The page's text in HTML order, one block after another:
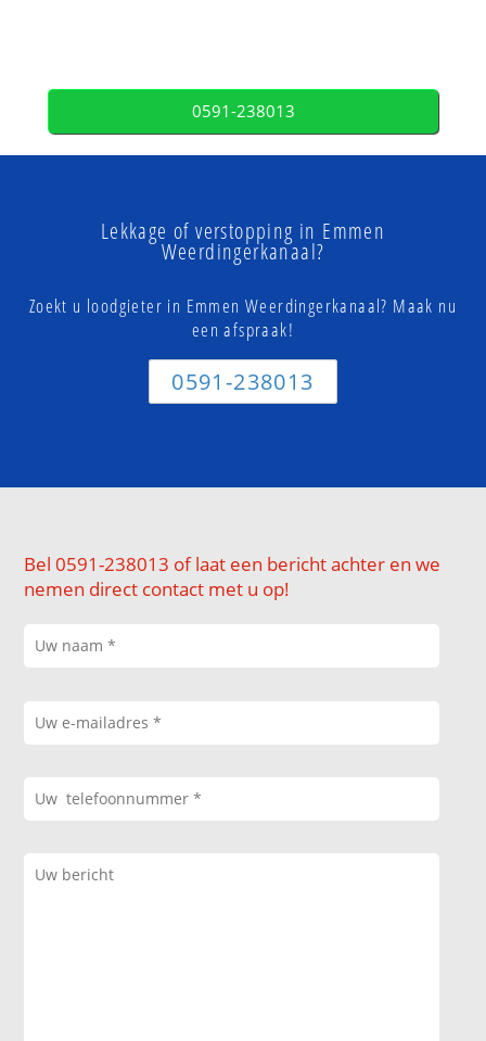
0591-238013
Lekkage of verstopping in Emmen
Weerdingerkanaal?
Zoekt u loodgieter in Emmen Weerdingerkanaal? Maak nu
een afspraak!
0591-238013
Bel 0591-238013 of laat een bericht achter en we
nemen direct contact met u op!